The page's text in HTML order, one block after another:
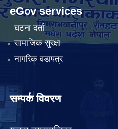
eGov services
घटना दर्ता
सामाजिक सुरक्षा
नागरिक वडापत्र
सम्पर्क विवरण